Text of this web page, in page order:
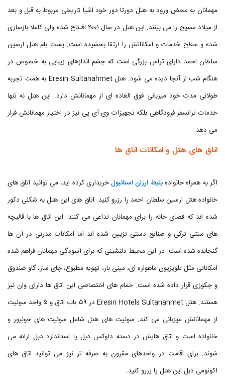
مهمانان به محض ورود به هتل دورتا دور خود اشیا تاریخی مربوط به قبل و بعد
از میلاد مسیح را می بینند. این هتل در سال ۲۰۰۱ افتتاح شده ولی کاملا بازسازی
شده و سطح خدمات و امکاناتش را ارتقا بخشیده است. پشت بام هتل ارسین
سلطان احمد دارای تراس بزرگی است که چشم اندازهای زیبایی به خصوص در
هنگام شب از آنجا دیده می شود. هتل Eresin Sultanahmet به همت تجربه
طولانی مدت خود میزبانی فوق العاده ای از مهمانانش دارد. این هتل نه تنها
خدمات ترانسفر فرودگاهی بلکه تجهیزات وی آی پی نیز در اختیار مهمانانش قرار
می دهد.
اتاق های هتل و امکانات اتاق ها
اگر به همراه خانوادهبلیط ارزان استانبولخریداری کرده اید، می توانید اتاق های
خانواده هتل ارسین سلطان احمد را رزرو کنید. اتاق های این هتل به شکلی دکور
شده اند که فضای خانه را برای مهمانان تداعی می کنند. این اتاق ها با قالیچه
های سنتی ترکی و صنایع دستی تزیین شده اند اما امکانات مدرنی در آن ها
گنجانده شده است. در این محیط دلنشینی که برای آسودگی مهمانان فراهم شده
امکاناتی مثل تلویزیون ماهواره ای، مینی بار، تهویه مطبوع، چای ساز، گاو صندوق
و جکوزی قرار داده شده است. حمام های اختصاصی این اتاق ها دارای وان نیز
هستند. هتل Eresin Hotels Sultanahmet در ۵۹ باب اتاق و ۵ واحد سوئیت
از مهمانانش میزبانی می کند. سوئيت های هتل شامل سوئیت های جونیور و
خانواده است و اتاق هایش در دسته دلوکس دبل یا استاندارد دبل ارائه می
شوند. برای اقامت در واحدهای مقرون به صرفه تر نیز می توانید اتاق های
اکونومی دبل این هتل را رزرو کنید.